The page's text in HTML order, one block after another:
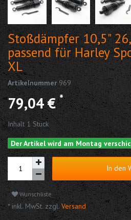
Stoßdämpfer 10,5"
passend für Harley
XL
Artikelnummer969
79,04 €*
Inhalt 1 Stück
Der Artikel wird am Montag
In den
Wunschliste
* inkl. MwSt. zzgl. Versand